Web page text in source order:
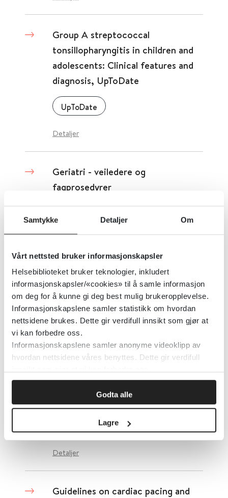
Samtykke Detaljer Om
Vårt nettsted bruker informasjonskapsler
Helsebiblioteket bruker teknologier, inkludert
informasjonskapsler/«cookies» til å samle informasjon
om deg for å kunne gi deg best mulig brukeropplevelse.
Informasjonskapslene samler statistikk om hvordan
nettsidene brukes. Dette gir verdifull innsikt som gjør at
vi kan forbedre oss.
Informasjonskapslene samler anonyme videoklipp av
hvordan nettsidene våres benyttes. Dette gir verdifull
Godta alle
Lagre
Group A streptococcal
tonsillopharyngitis in children and
adolescents: Clinical features and
diagnosis, UpToDate
UpToDate
Detaljer
Geriatri - veiledere og
fagprosedyrer
Guidelines on Management of
Dyslipidaemias
European Society of Cardiology
Detaljer
Guidelines for Management of
Atrial Fibrillation
European Society of Cardiology
Detaljer
Guidelines on cardiac pacing and